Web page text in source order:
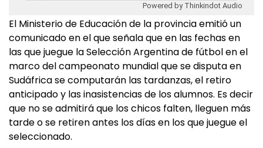
Powered by Thinkindot Audio
El Ministerio de Educación de la provincia emitió un
comunicado en el que señala que en las fechas en
las que juegue la Selección Argentina de fútbol en el
marco del campeonato mundial que se disputa en
Sudáfrica se computarán las tardanzas, el retiro
anticipado y las inasistencias de los alumnos. Es decir
que no se admitirá que los chicos falten, lleguen más
tarde o se retiren antes los días en los que juegue el
seleccionado.